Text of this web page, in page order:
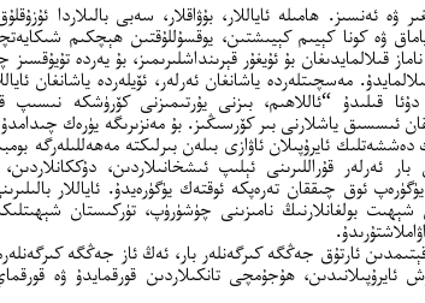
ۋە ئەنسىز. ھامىلە ئاياللار، بۇۋاقلار، سەبى بالىلاردا
ۋە كونا كېيىم كېيىشتىن، يوقسۇللۇقتىن ھېچكىم
قىلالمايدىغان بۇ ئۇيغۇر قېرىنداشلىرىمىز، بۇ يەردە
مەسچىتلەردە ياشانغان ئەرلەر، ئۆيلەردە ياشانغان
دۇئا قىلىدۇ “ئاللاھىم، بىزنى يۇرتىمىزنى كۆرۈشكە
ئىسسىق ياشلارنى بىر كۆرسىڭىز. بۇ مەنزىرىگە يۈرەك
دەششەتلىك ئايرۇپىلان ئاۋازى بىلەن بىرلىكتە مەھەللىلەرگە
ئەرلەر قۇراللىرىنى ئېلىپ ئىشخانىلاردىن،
يۈگۈرەپ ئوق چىققان تەرەپكە ئوقتەك يۈگۈرەيدۇ. ئاياللار
شېھىت بولغانلارنىڭ نامىزىنى چۈشۈرۈپ، تۈركىستان
ئايرۇپىلانىدىن، ھۇجۇمچى تانكىلاردىن قورقمايدۇ ۋە